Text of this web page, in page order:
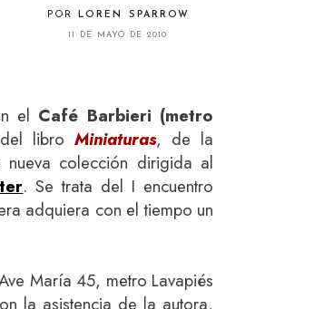
POR LOREN SPARROW
11 DE MAYO DE 2010
el Café Barbieri (metro
libro Miniaturas, de la
colección dirigida al
. Se trata del I encuentro
adquiera con el tiempo un
María 45, metro Lavapiés
la asistencia de la autora,